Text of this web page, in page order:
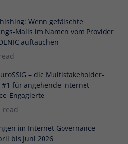
Wenn gefälschte
Mails im Namen vom Provider
auftauchen
– die Multistakeholder-
#1 für angehende Internet
Engagierte
read
im Internet Governance
bis Juni 2026